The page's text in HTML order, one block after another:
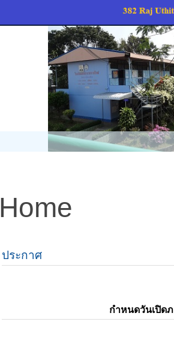
Home
ประกาศ
กำหนดวันเปิด